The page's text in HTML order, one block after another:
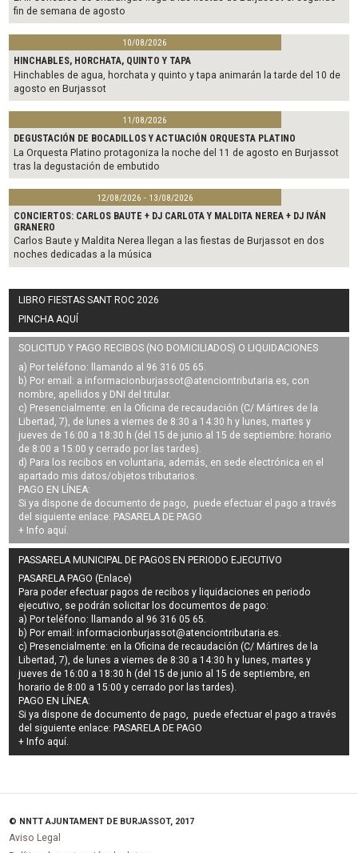
fin de semana de agosto
10/08/2026
HINCHABLES, HORCHATA, QUINTO Y TAPA
Hinchables de agua, horchata y quinto y tapa animarán la tarde del 10 de
agosto en Burjassot
11/08/2026
DEGUSTACIÓN DE BOCADILLOS Y ACTUACIÓN ORQUESTA PLATINO
La Orquesta Platino protagoniza la noche del 11 de agosto en Burjassot
tras la degustación de embutido
12/08/2026 - 13/08/2026
CONCIERTOS: CARLOS BAUTE + DJ CARLOTA Y MALDITA NEREA + DJ IVÁN
GRANERO
Carlos Baute y Maldita Nerea llegan a las fiestas de Burjassot en dos
noches dedicadas a la música
LIBRO FIESTAS SANT ROC 2026
PINCHA AQUÍ
SOLICITUD Y PAGO RECIBOS (NO DOMICILIADOS) O LIQUIDACIONES
a) Por teléfono: llamando al 96 316 05 65.
b) Por email: a informacionburjassot@atenciontributaria.es, con
nombre, apellidos y DNI del titular.
c) Presencialmente: en la Oficina de recaudación (C/ Mártires de la
Libertad, 7), de lunes a viernes de 8:30 a 14:30 h y lunes, martes y
jueves de 16:00 a 18:30 h (del 15 de junio al 15 de septiembre: horario
de 8:00 a 15:00 y cerrado por las tardes).
d) Para los recibos en voluntaria, además, en sede electrónica en el
apartado mis datos/objetos tributarios.
PAGO EN LÍNEA:
Si ya dispone de documento de pago, puede efectuar el pago a través
del siguiente enlace: PASARELA DE PAGO
+ Info aquí.
PASSARELA MUNICIPAL DE PAGOS EN PERIODO EJECUTIVO
PASARELA PAGO (Enlace)
Para poder efectuar pagos derecibos y liquidaciones en periodo
ejecutivo, se podrán solicitar los documentos de pago:
a) Por teléfono: llamando al 96 316 05 65.
b) Por email:informacionburjassot@atenciontributaria.es.
c) Presencialmente: en la Oficina de recaudación (C/ Mártires de la
Libertad, 7), de lunes a viernes de 8:30 a 14:30 h y lunes, martes y
jueves de 16:00 a 18:30 h (del 15 de junio al 15 de septiembre, en
horario de 8:00 a 15:00 y cerrado por las tardes).
PAGO EN LÍNEA:
Si ya dispone de documento de pago, puede efectuar el pago a través
del siguiente enlace: PASARELA DE PAGO
+ Info aquí.
© NNTT AJUNTAMENT DE BURJASSOT, 2017
Aviso Legal